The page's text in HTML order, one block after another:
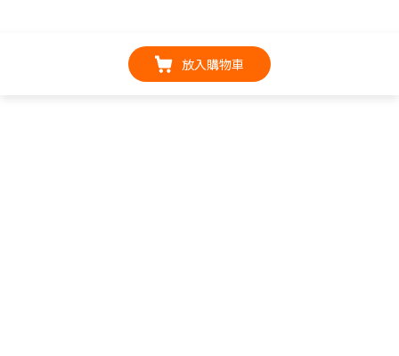
放入購物車